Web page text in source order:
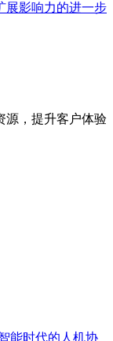
展影响力的进一步
源，提升客户体验